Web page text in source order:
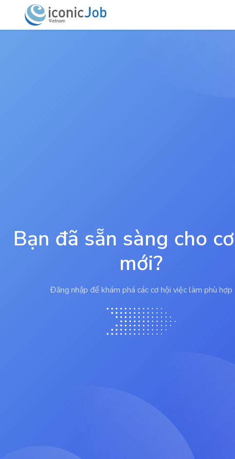
Bạn đã sẵn sàng cho
mới?
Đăng nhập để khám phá các cơ hội việc làm phù hợp